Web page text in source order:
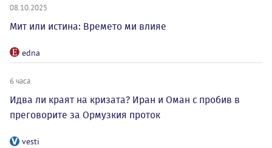
08.10.2025
Мит или истина: Времето ми влияе
edna
6 часа
Идва ли краят на кризата? Иран и Оман с пробив в
преговорите за Ормузкия проток
vesti